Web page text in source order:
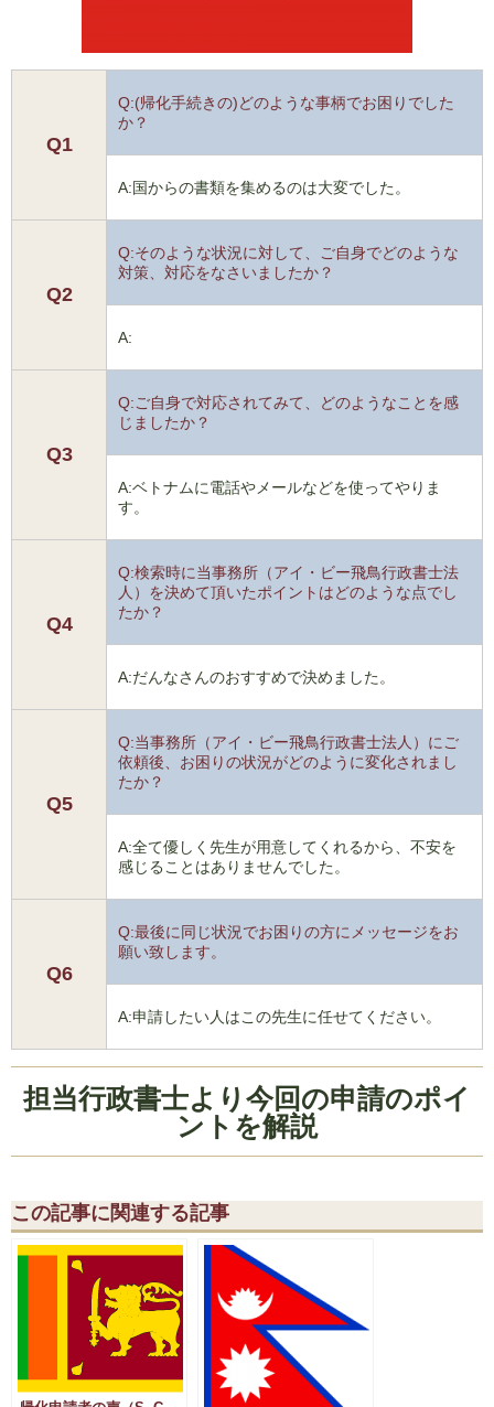
Q1
Q:(帰化手続きの)どのような事柄でお困りでした
か？
A:国からの書類を集めるのは大変でした。
Q2
Q:そのような状況に対して、ご自身でどのような
対策、対応をなさいましたか？
A:
Q3
Q:ご自身で対応されてみて、どのようなことを感
じましたか？
A:ベトナムに電話やメールなどを使ってやりま
す。
Q4
Q:検索時に当事務所（アイ・ビー飛鳥行政書士法
人）を決めて頂いたポイントはどのような点でし
たか？
A:だんなさんのおすすめで決めました。
Q5
Q:当事務所（アイ・ビー飛鳥行政書士法人）にご
依頼後、お困りの状況がどのように変化されまし
たか？
A:全て優しく先生が用意してくれるから、不安を
感じることはありませんでした。
Q6
Q:最後に同じ状況でお困りの方にメッセージをお
願い致します。
A:申請したい人はこの先生に任せてください。
担当行政書士より今回の申請のポイ
ントを解説
この記事に関連する記事